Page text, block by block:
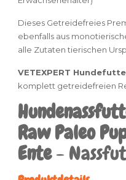
Dieses Getreidefreies
ebenfalls aus
alle Zutaten tierischen
VETEXPERT
komplett getreidefreien
Raw Paleo
Ente-